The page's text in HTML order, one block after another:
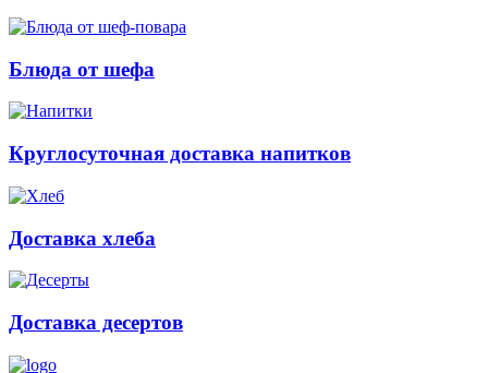
Блюда от шефа
Круглосуточная доставка напитков
Доставка хлеба
Доставка десертов